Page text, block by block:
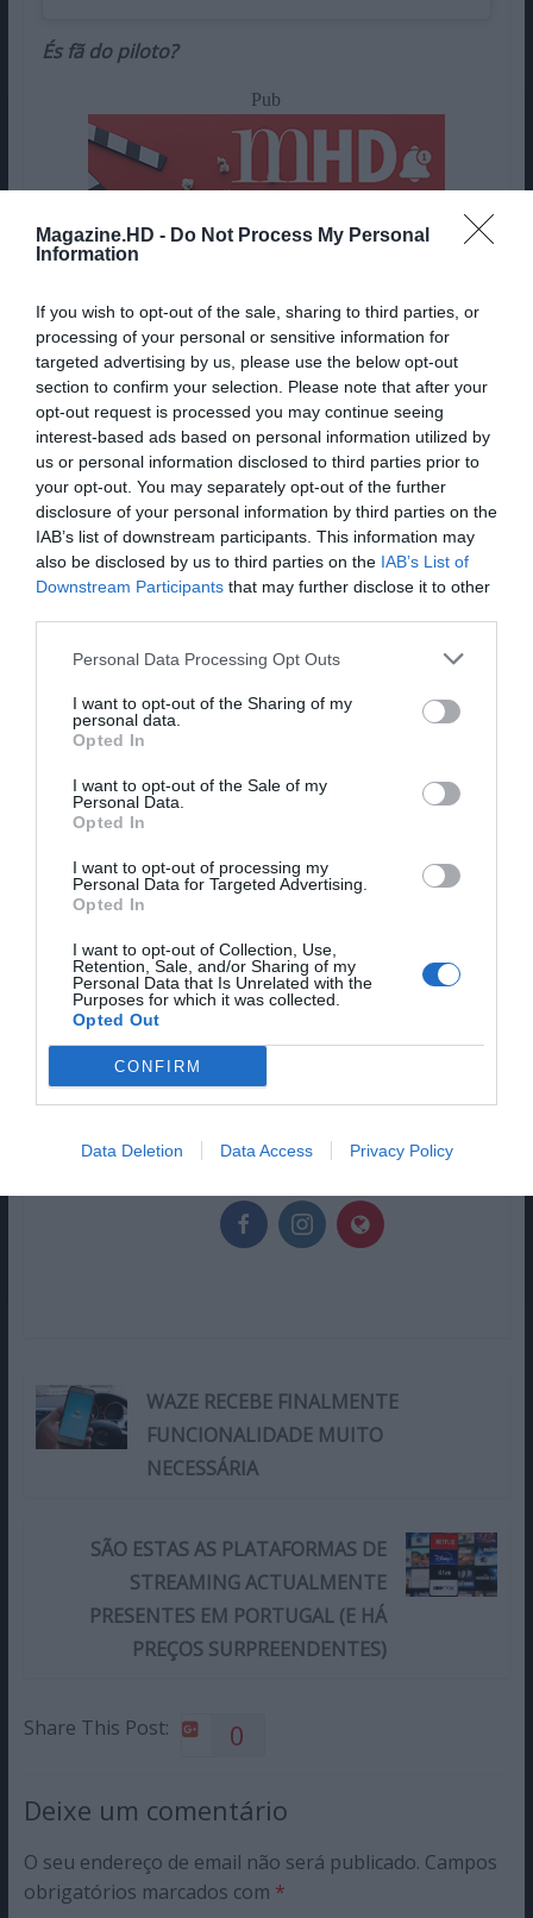
Magazine.HD - Do Not Process My Personal
Information
If you wish to opt-out of the sale, sharing to third parties, or
processing of your personal or sensitive information for
targeted advertising by us, please use the below opt-out
section to confirm your selection. Please note that after your
opt-out request is processed you may continue seeing
interest-based ads based on personal information utilized by
us or personal information disclosed to third parties prior to
your opt-out. You may separately opt-out of the further
disclosure of your personal information by third parties on the
IAB’s list of downstream participants. This information may
also be disclosed by us to third parties on the IAB’s List of
Downstream Participants that may further disclose it to other
Personal Data Processing Opt Outs
I want to opt-out of the Sharing of my
personal data.
Opted In
I want to opt-out of the Sale of my
Personal Data.
Opted In
I want to opt-out of processing my
Personal Data for Targeted Advertising.
Opted In
I want to opt-out of Collection, Use,
Retention, Sale, and/or Sharing of my
Personal Data that Is Unrelated with the
Purposes for which it was collected.
Opted Out
CONFIRM
Data Deletion Data Access Privacy Policy
És fã do piloto?
Pub
David Passos
pelo ISCTE-IUL, e Pós-
graduado em Estudos Visuais:
Fotografia e Pós-Cinema na
tendo estreado a sua segunda
em Lisboa. Faz parte da MHD
Música. Tem interesse numa
grande variedade de
gaming, cinema, literatura e
televisão. Especialista em
WAZE RECEBE FINALMENTE
FUNCIONALIDADE MUITO
NECESSÁRIA
SÃO ESTAS AS PLATAFORMAS DE
STREAMING ACTUALMENTE
PRESENTES EM PORTUGAL (E HÁ
PREÇOS SURPREENDENTES)
Share This Post: 0
Deixe um comentário
O seu endereço de email não será publicado. Campos
obrigatórios marcados com *